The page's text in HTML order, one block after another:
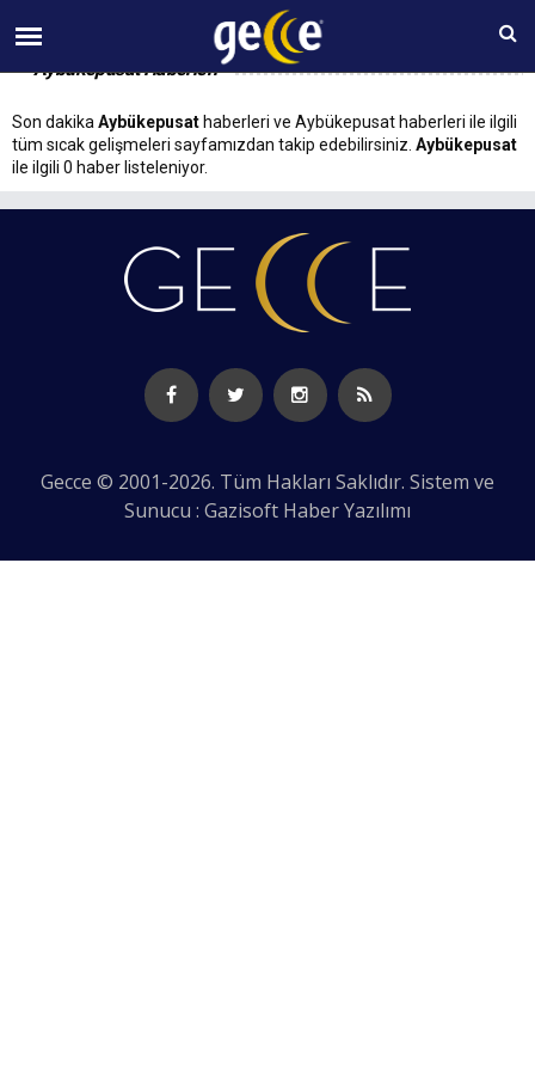
09 AĞUSTOS Pazar 07:28
Aybükepusat Haberleri
Son dakika Aybükepusat haberleri ve Aybükepusat haberleri ile ilgili
tüm sıcak gelişmeleri sayfamızdan takip edebilirsiniz. Aybükepusat
ile ilgili 0 haber listeleniyor.
Gecce © 2001-2026. Tüm Hakları Saklıdır. Sistem ve
Sunucu : Gazisoft Haber Yazılımı